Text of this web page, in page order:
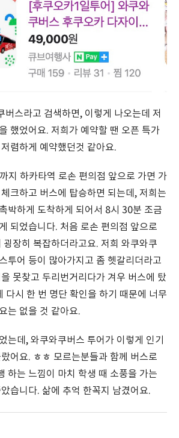
버스라고 검색하면, 이렇게 나오는데 저
했었어요. 저희가 예약할 땐 오픈 특가
렴하게 예약했던것 같아요.
지 하카타역 로손 편의점 앞으로 가면 가
크하고 버스에 탑승하면 되는데, 저희는
박하게 도착하게 되어서 8시 30분 조금
되었습니다. 처음 로손 편의점 앞으로
굉장히 복잡하더라고요. 저희 와쿠와쿠
투어 등이 많아가지고 좀 헷갈리더라고
못찾고 두리번거리다가 겨우 버스에 탔
다시 한 번 명단 확인을 하기 때문에 너무
는 없을 것 같아요.
는데, 와쿠와쿠버스 투어가 이렇게 인기
어요. ㅎㅎ 모르는분들과 함께 버스로
하는 느낌이 마치 학생 때 소풍을 가는
습니다. 삶에 추억 한꼭지 남겼어요.